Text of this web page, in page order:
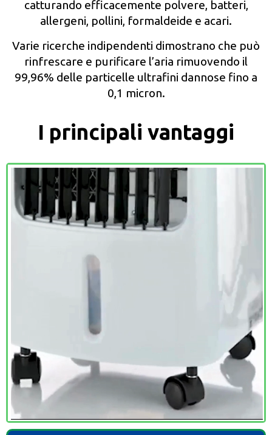
catturando efficacemente polvere, batteri,
allergeni, pollini, formaldeide e acari.
Varie ricerche indipendenti dimostrano che può
rinfrescare e purificare l’aria rimuovendo il
99,96% delle particelle ultrafini dannose fino a
0,1 micron.
I principali vantaggi